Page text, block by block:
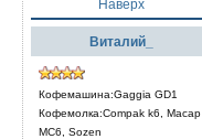
Наверх
Виталий_
Кофемашина:Gaggia GD1
Кофемолка:Compak k6, Macap
MC6, Sozen